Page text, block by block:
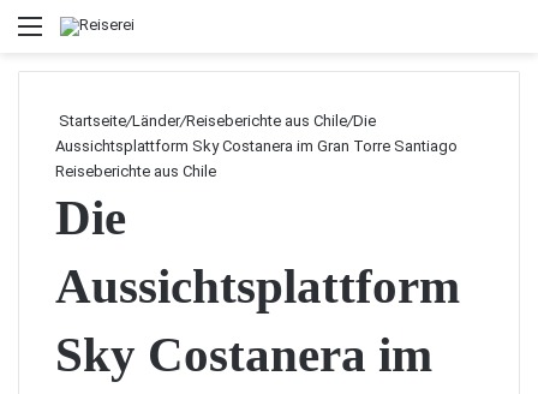
Menü
Startseite/Länder/Reiseberichte aus Chile/Die
Aussichtsplattform Sky Costanera im Gran Torre Santiago
Reiseberichte aus Chile
Die
Aussichtsplattform
Sky Costanera im